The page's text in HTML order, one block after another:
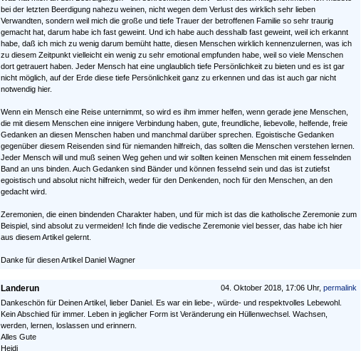
bei der letzten Beerdigung nahezu weinen, nicht wegen dem Verlust des wirklich sehr lieben
Verwandten, sondern weil mich die große und tiefe Trauer der betroffenen Familie so sehr traurig
gemacht hat, darum habe ich fast geweint. Und ich habe auch desshalb fast geweint, weil ich erkannt
habe, daß ich mich zu wenig darum bemüht hatte, diesen Menschen wirklich kennenzulernen, was ich
zu diesem Zeitpunkt vielleicht ein wenig zu sehr emotional empfunden habe, weil so viele Menschen
dort getrauert haben. Jeder Mensch hat eine unglaublich tiefe Persönlichkeit zu bieten und es ist gar
nicht möglich, auf der Erde diese tiefe Persönlichkeit ganz zu erkennen und das ist auch gar nicht
notwendig hier.
Wenn ein Mensch eine Reise unternimmt, so wird es ihm immer helfen, wenn gerade jene Menschen,
die mit diesem Menschen eine innigere Verbindung haben, gute, freundliche, liebevolle, helfende, freie
Gedanken an diesen Menschen haben und manchmal darüber sprechen. Egoistische Gedanken
gegenüber diesem Reisenden sind für niemanden hilfreich, das sollten die Menschen verstehen lernen.
Jeder Mensch will und muß seinen Weg gehen und wir sollten keinen Menschen mit einem fesselnden
Band an uns binden. Auch Gedanken sind Bänder und können fesselnd sein und das ist zutiefst
egoistisch und absolut nicht hilfreich, weder für den Denkenden, noch für den Menschen, an den
gedacht wird.
Zeremonien, die einen bindenden Charakter haben, und für mich ist das die katholische Zeremonie zum
Beispiel, sind absolut zu vermeiden! Ich finde die vedische Zeremonie viel besser, das habe ich hier
aus diesem Artikel gelernt.
Danke für diesen Artikel Daniel Wagner
04. Oktober 2018, 17:06 Uhr, permalink
Landerun
Dankeschön für Deinen Artikel, lieber Daniel. Es war ein liebe-, würde- und respektvolles Lebewohl.
Kein Abschied für immer. Leben in jeglicher Form ist Veränderung ein Hüllenwechsel. Wachsen,
werden, lernen, loslassen und erinnern.
Alles Gute
Heidi